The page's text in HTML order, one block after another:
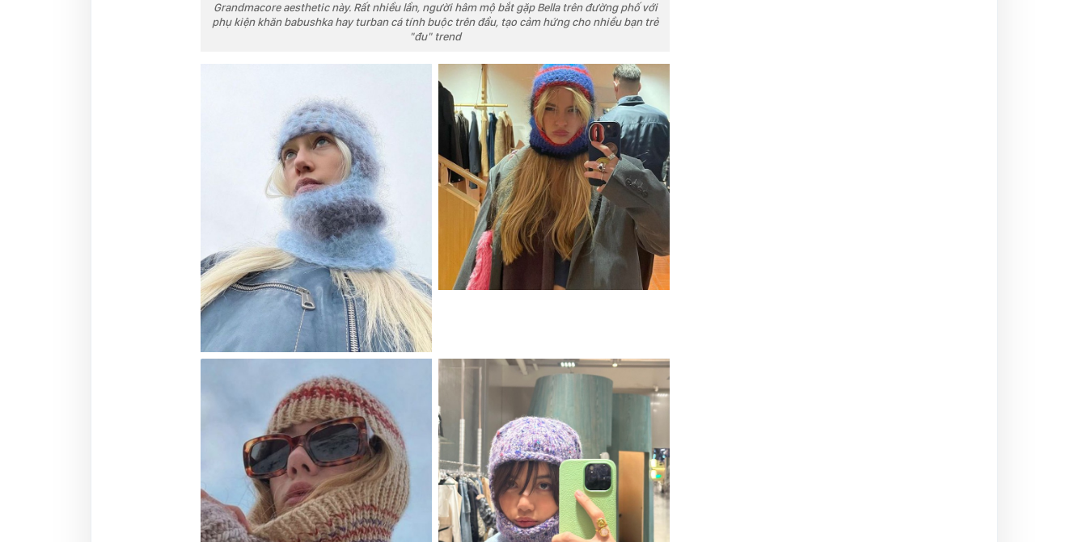
Grandmacore aesthetic này. Rất nhiều lần, người hâm mộ bắt gặp Bella trên đường phố với
phụ kiện khăn babushka hay turban cá tính buộc trên đầu, tạo cảm hứng cho nhiều bạn trẻ
"đu" trend